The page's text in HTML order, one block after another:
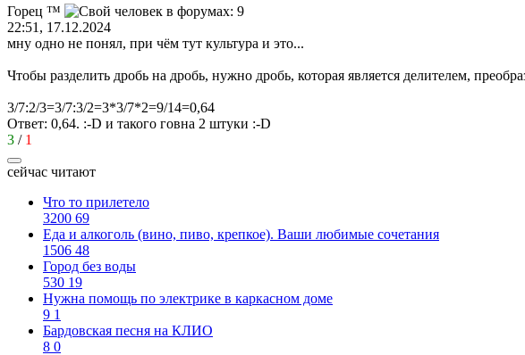
Горец ™
22:51, 17.12.2024
мну одно не понял, при чём тут культура и это...
Чтобы разделить дробь на дробь, нужно дробь, которая является делителем,
3/7:2/3=3/7:3/2=3*3/7*2=9/14=0,64
Ответ: 0,64. :-D и такого говна 2 штуки :-D
3 / 1
сейчас читают
Что то прилетело
3200 69
Еда и алкоголь (вино, пиво, крепкое). Ваши любимые сочетания
1506 48
Город без воды
530 19
Нужна помощь по электрике в каркасном доме
9 1
Бардовская песня на КЛИО
8 0